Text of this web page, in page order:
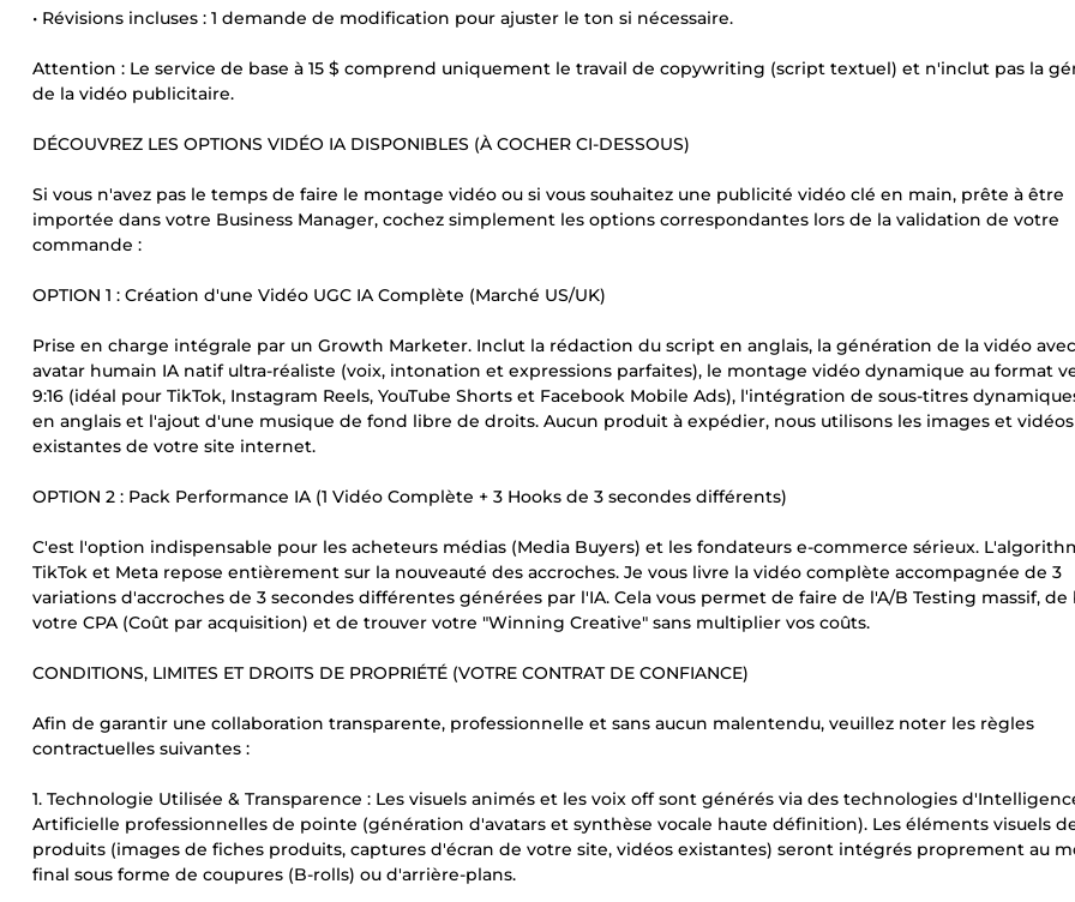
• Révisions incluses : 1 demande de modification pour ajuster le ton si nécessaire.
Attention : Le service de base à 15 $ comprend uniquement le travail de copywriting (script textuel) et n'inclut pas la
de la vidéo publicitaire.
DÉCOUVREZ LES OPTIONS VIDÉO IA DISPONIBLES (À COCHER CI-DESSOUS)
Si vous n'avez pas le temps de faire le montage vidéo ou si vous souhaitez une publicité vidéo clé en main, prête à être
importée dans votre Business Manager, cochez simplement les options correspondantes lors de la validation de votre
commande :
OPTION 1 : Création d'une Vidéo UGC IA Complète (Marché US/UK)
Prise en charge intégrale par un Growth Marketer. Inclut la rédaction du script en anglais, la génération de la vidéo
avatar humain IA natif ultra-réaliste (voix, intonation et expressions parfaites), le montage vidéo dynamique au format
9:16 (idéal pour TikTok, Instagram Reels, YouTube Shorts et Facebook Mobile Ads), l'intégration de sous-titres
en anglais et l'ajout d'une musique de fond libre de droits. Aucun produit à expédier, nous utilisons les images et vidéos
existantes de votre site internet.
OPTION 2 : Pack Performance IA (1 Vidéo Complète + 3 Hooks de 3 secondes différents)
C'est l'option indispensable pour les acheteurs médias (Media Buyers) et les fondateurs e-commerce sérieux.
TikTok et Meta repose entièrement sur la nouveauté des accroches. Je vous livre la vidéo complète accompagnée de 3
variations d'accroches de 3 secondes différentes générées par l'IA. Cela vous permet de faire de l'A/B Testing massif, de
votre CPA (Coût par acquisition) et de trouver votre "Winning Creative" sans multiplier vos coûts.
CONDITIONS, LIMITES ET DROITS DE PROPRIÉTÉ (VOTRE CONTRAT DE CONFIANCE)
Afin de garantir une collaboration transparente, professionnelle et sans aucun malentendu, veuillez noter les règles
contractuelles suivantes :
1. Technologie Utilisée & Transparence : Les visuels animés et les voix off sont générés via des technologies
Artificielle professionnelles de pointe (génération d'avatars et synthèse vocale haute définition). Les éléments visuels
produits (images de fiches produits, captures d'écran de votre site, vidéos existantes) seront intégrés proprement au
final sous forme de coupures (B-rolls) ou d'arrière-plans.